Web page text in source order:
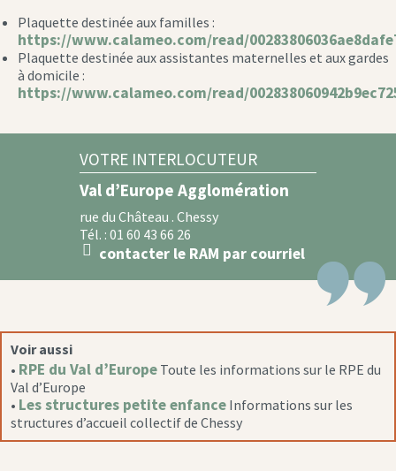
Plaquette destinée aux familles :
https://www.calameo.com/read/
Plaquette destinée aux assistantes maternelles et aux gardes
à domicile :
https://www.calameo.com/read/
VOTRE INTERLOCUTEUR
Val d’Europe Agglomération
rue du Château . Chessy
Tél. : 01 60 43 66 26
message
icon
contacter le RAM par courriel
Voir aussi
• RPE du Val d’Europe Toute les informations sur le RPE du
Val d’Europe
• Les structures petite enfance Informations sur les
structures d’accueil collectif de Chessy